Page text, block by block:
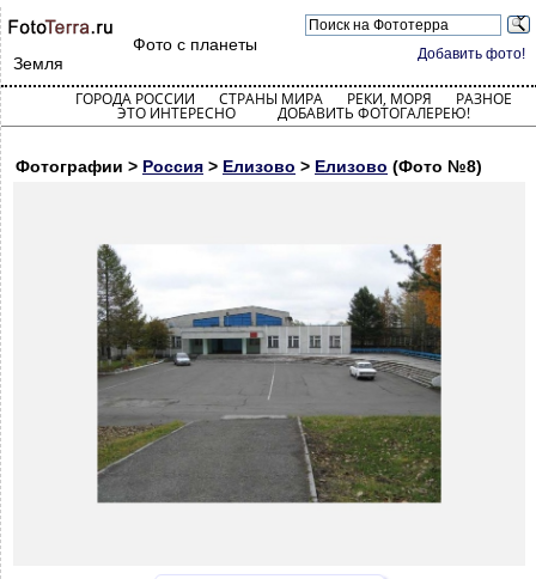
Добавить фото!
Фото с планеты
Земля
ГОРОДА РОССИИ СТРАНЫ МИРА РЕКИ, МОРЯ РАЗНОЕ
ЭТО ИНТЕРЕСНО ДОБАВИТЬ ФОТОГАЛЕРЕЮ!
Фотографии > Россия > Елизово > Елизово (Фото №8)